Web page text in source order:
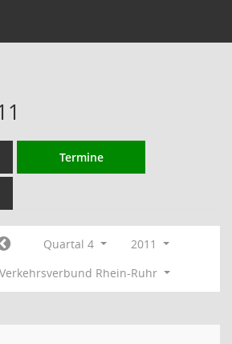
Termine
Quartal 4
2011
Verkehrsverbund Rhein-Ruhr